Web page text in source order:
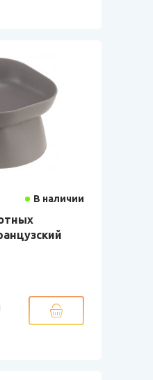
В наличии